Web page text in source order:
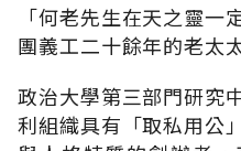
「何老先生在天之靈一
團義工二十餘年的老太
政治大學第三部門研究
利組織具有「取私用公